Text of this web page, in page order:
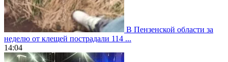
В Пензенской области за
неделю от клещей пострадали 114 ...
14:04